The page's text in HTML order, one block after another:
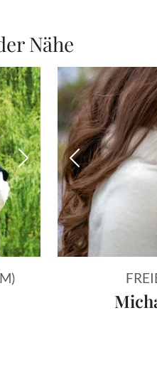
Nähe
Nächstes BildVorheriges